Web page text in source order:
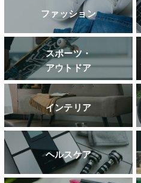
ファッション
スポーツ・
アウトドア
インテリア
ヘルスケア